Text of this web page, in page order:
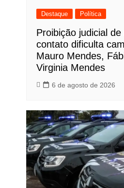
Destaque Política
Proibição judicial
contato dificulta
Mauro Mendes,
Virginia Mendes
6 de agosto de 2026